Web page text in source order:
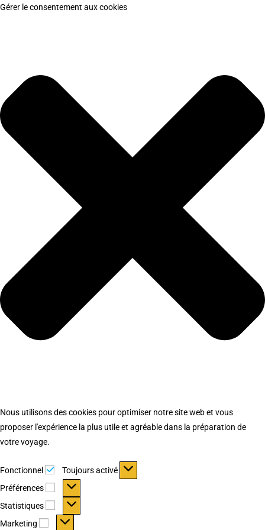
Gérer le consentement aux cookies
Nous utilisons des cookies pour optimiser notre site web et vous
proposer l'expérience la plus utile et agréable dans la préparation de
votre voyage.
Fonctionnel Fonctionnel
Toujours activé
Préférences
Préférences
Statistiques Statistiques
Marketing Marketing